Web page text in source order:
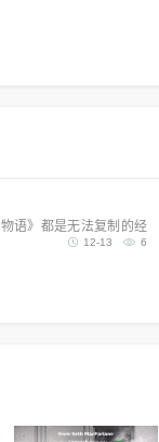
语》都是无法复制的经
6
12-13